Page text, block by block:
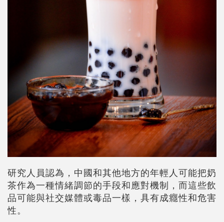
研究人員認為，中國和其他地方的年輕人可能把奶
茶作為一種情緒調節的手段和應對機制，而這些飲
品可能與社交媒體或毒品一樣，具有成癮性和危害
性。